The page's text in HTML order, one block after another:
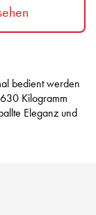
bedient werden
Kilogramm
Eleganz und